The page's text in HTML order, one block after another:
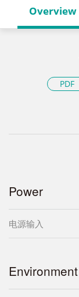
Overview
PDF
Power
电源输入
Environment